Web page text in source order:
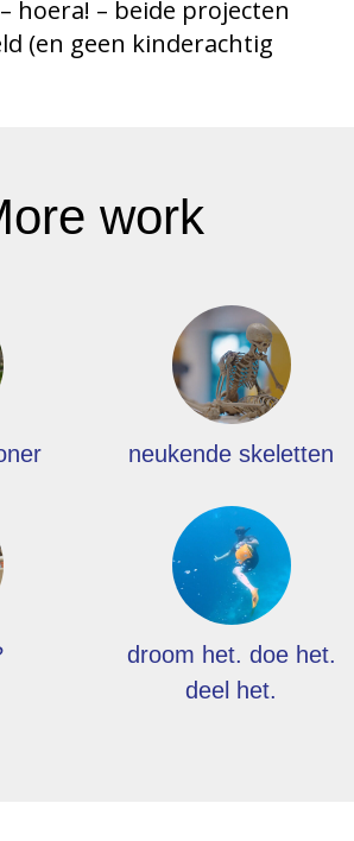
hoera! – beide projecten
(en geen kinderachtig
work
neukende skeletten
droom het. doe het.
deel het.